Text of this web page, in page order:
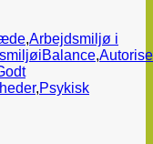
,Arbejdsmiljø i
,
,Psykisk